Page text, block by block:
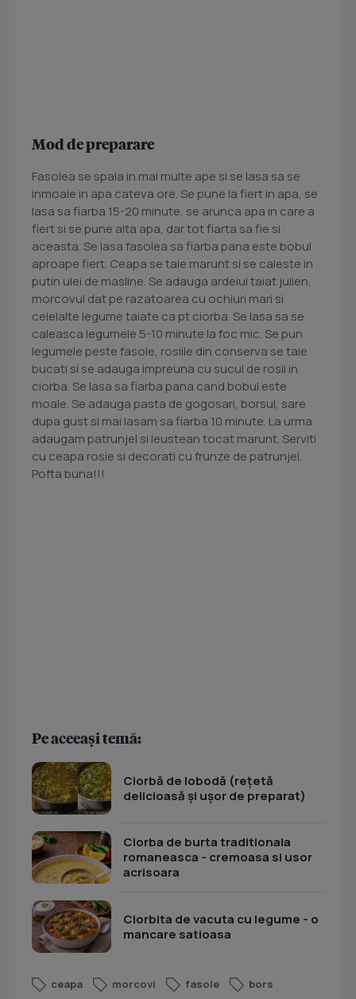
Mod de preparare
Fasolea se spala in mai multe ape si se lasa sa se
inmoaie in apa cateva ore. Se pune la fiert in apa, se
lasa sa fiarba 15-20 minute, se arunca apa in care a
fiert si se pune alta apa, dar tot fiarta sa fie si
aceasta. Se lasa fasolea sa fiarba pana este bobul
aproape fiert. Ceapa se taie marunt si se caleste in
putin ulei de masline. Se adauga ardeiul taiat julien,
morcovul dat pe razatoarea cu ochiuri mari si
celelalte legume taiate ca pt ciorba. Se lasa sa se
caleasca legumele 5-10 minute la foc mic. Se pun
legumele peste fasole, rosiile din conserva se taie
bucati si se adauga impreuna cu sucul de rosii in
ciorba. Se lasa sa fiarba pana cand bobul este
moale. Se adauga pasta de gogosari, borsul, sare
dupa gust si mai lasam sa fiarba 10 minute. La urma
adaugam patrunjel si leustean tocat marunt. Serviti
cu ceapa rosie si decorati cu frunze de patrunjel.
Pofta buna!!!
Pe aceeași temă:
Ciorbă de lobodă (rețetă
delicioasă și ușor de preparat)
Ciorba de burta traditionala
romaneasca - cremoasa si usor
acrisoara
Ciorbita de vacuta cu legume - o
mancare satioasa
ceapa morcovi fasole
bors